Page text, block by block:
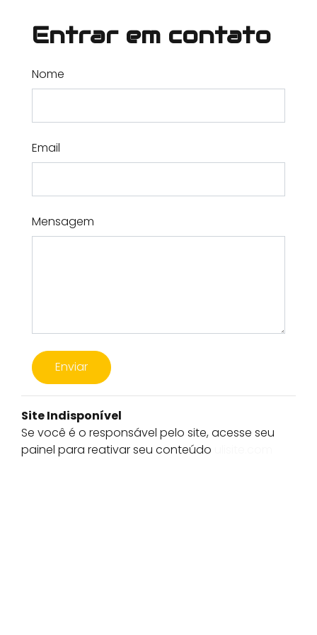
Entrar em contato
Nome
Email
Mensagem
Enviar
Site Indisponível
Se você é o responsável pelo site, acesse seu
painel para reativar seu conteúdo